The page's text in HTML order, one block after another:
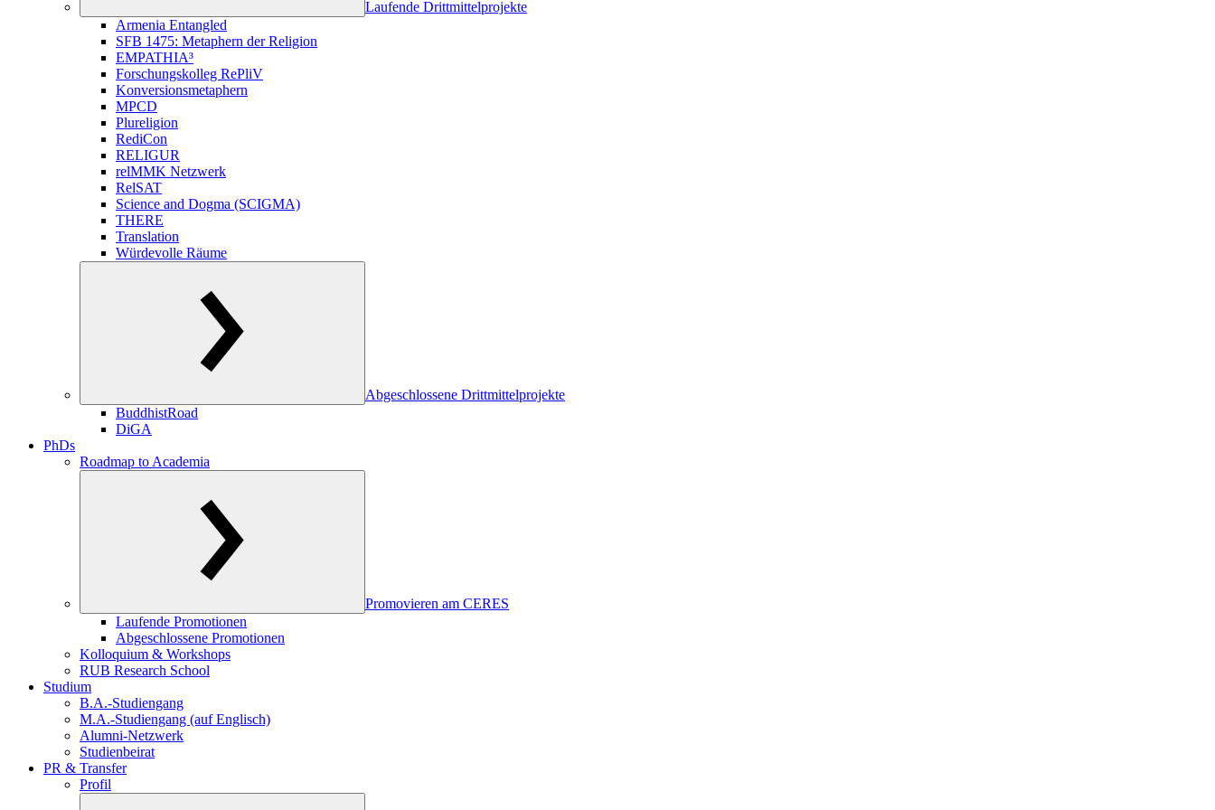
Laufende Drittmittelprojekte
Armenia Entangled
SFB 1475: Metaphern der Religion
EMPATHIA³
Forschungskolleg RePliV
Konversionsmetaphern
MPCD
Plureligion
RediCon
RELIGUR
relMMK Netzwerk
RelSAT
Science and Dogma (SCIGMA)
THERE
Translation
Würdevolle Räume
Abgeschlossene Drittmittelprojekte
BuddhistRoad
DiGA
PhDs
Roadmap to Academia
Promovieren am CERES
Laufende Promotionen
Abgeschlossene Promotionen
Kolloquium & Workshops
RUB Research School
Studium
B.A.-Studiengang
M.A.-Studiengang (auf Englisch)
Alumni-Netzwerk
Studienbeirat
PR & Transfer
Profil